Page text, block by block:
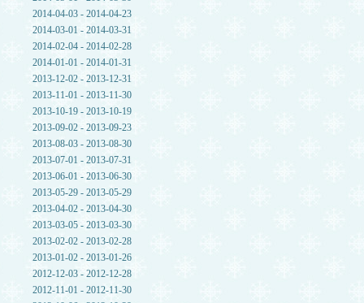
2014-04-03 - 2014-04-23
2014-03-01 - 2014-03-31
2014-02-04 - 2014-02-28
2014-01-01 - 2014-01-31
2013-12-02 - 2013-12-31
2013-11-01 - 2013-11-30
2013-10-19 - 2013-10-19
2013-09-02 - 2013-09-23
2013-08-03 - 2013-08-30
2013-07-01 - 2013-07-31
2013-06-01 - 2013-06-30
2013-05-29 - 2013-05-29
2013-04-02 - 2013-04-30
2013-03-05 - 2013-03-30
2013-02-02 - 2013-02-28
2013-01-02 - 2013-01-26
2012-12-03 - 2012-12-28
2012-11-01 - 2012-11-30